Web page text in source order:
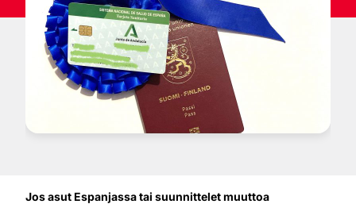
Jos asut Espanjassa tai suunnittelet muuttoa